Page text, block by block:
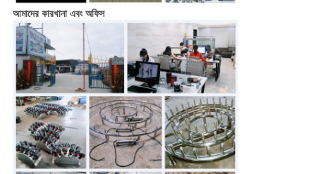
আমাদের কারখানা এবং অফিস